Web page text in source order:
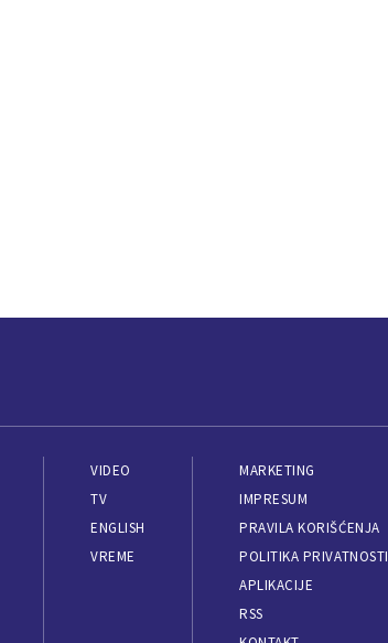
VIDEO
TV
ENGLISH
VREME
MARKETING
IMPRESUM
PRAVILA KORIŠĆENJA
POLITIKA PRIVATNOSTI
APLIKACIJE
RSS